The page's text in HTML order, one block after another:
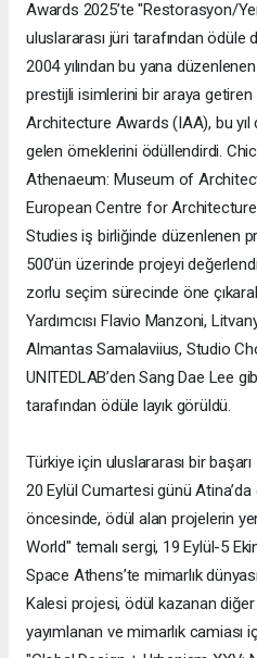
Awards 2025’te "Restorasyon/
uluslararası jüri tarafından ödüle
2004 yılından bu yana
prestijli isimlerini bir araya
Architecture Awards (IAA), bu yıl
gelen örneklerini ödüllendirdi.
Athenaeum: Museum of
European Centre for
Studies iş birliğinde düzenlenen
500’ün üzerinde projeyi
zorlu seçim sürecinde öne
Yardımcısı Flavio Manzoni,
Almantas Samalaviius, Studio
UNITEDLAB’den Sang Dae Lee
tarafından ödüle layık görüldü.
Türkiye için uluslararası bir başarı
20 Eylül Cumartesi günü
öncesinde, ödül alan projelerin
World" temalı sergi, 19 Eylül-5
Space Athens’te mimarlık
Kalesi projesi, ödül kazanan diğer
yayımlanan ve mimarlık camiası